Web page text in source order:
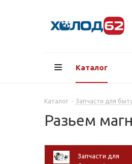
Каталог
Каталог - Запчасти для
Разьем
Запчасти для